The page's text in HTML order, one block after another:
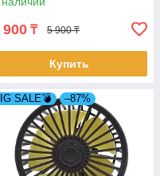
900 ₸ 5 900 ₸
Купить
SALE💣 –87%